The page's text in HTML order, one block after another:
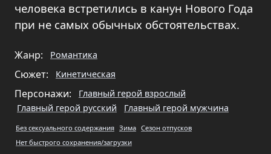
человека встретились в канун Нового Года
при не самых обычных обстоятельствах.
Жанр: Романтика
Сюжет: Кинетическая
Персонажи:
Главный герой взрослый
Главный герой русский
Главный герой мужчина
Без сексуального содержания Зима Сезон отпусков
Нет быстрого сохранения/загрузки